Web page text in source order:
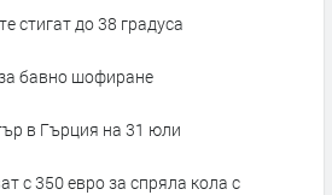
стигат до 38 градуса
бавно шофиране
в Гърция на 31 юли
с 350 евро за спряла кола с